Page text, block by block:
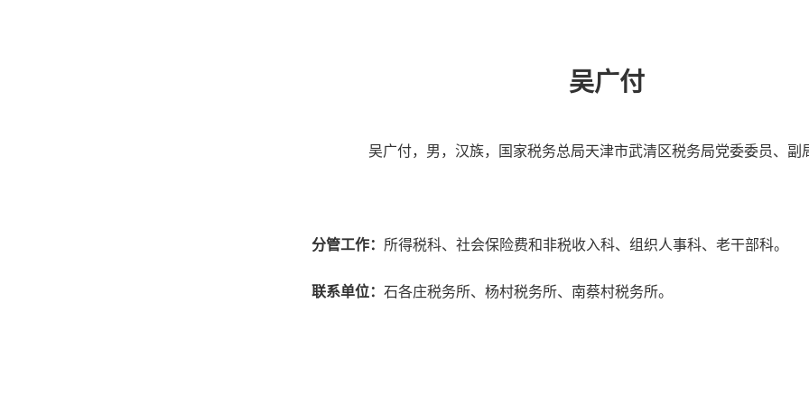
吴广付
吴广付，男，汉族，国家税务总局天津市武清区税务局党委委员、副
分管工作： 所得税科、社会保险费和非税收入科、组织人事科、老干部科。
联系单位： 石各庄税务所、杨村税务所、南蔡村税务所。